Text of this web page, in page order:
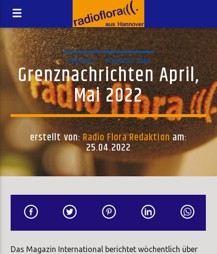
PODCAST PODCAST 2022
Grenznachrichten April,
Mai 2022
erstellt von: Radio Flora Redaktionam:
25.04.2022
Das Magazin International berichtet wöchentlich über